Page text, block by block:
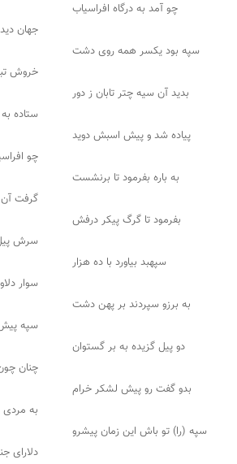
چو آمد به درگاه افراسیاب
جهان
سپه بود یکسر همه روی دشت
خروش
بدید آن سیه چتر تابان ز دور
ستاده
پیاده شد و پیش اسبش دوید
چو
به باره بفرمود تا برنشست
گرفت
بفرمود تا گرگ پیکر درفش
سرش
سپهبد بیاورد با ده هزار
سوار
به برزو سپردند بر پهن دشت
سپه
دو پیل گزیده به بر گستوان
چنان
بدو گفت رو پیش لشکر خرام
به مردی
سپه (را) تو باش این زمان پیشرو
دلارای